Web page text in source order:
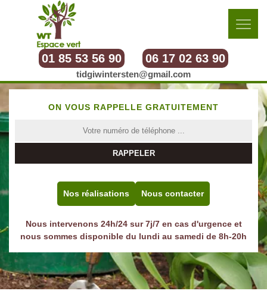
01 85 53 56 90 06 17 02 63 90
tidgiwintersten@gmail.com
ON VOUS RAPPELLE GRATUITEMENT
Nos réalisations Nous contacter
Nous intervenons 24h/24 sur 7j/7 en cas d'urgence et
nous sommes disponible du lundi au samedi de 8h-20h